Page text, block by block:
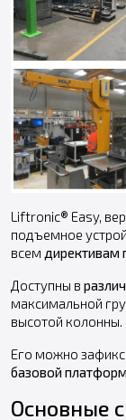
Liftronic® Easy,
подъемное
всем директивам
Доступны в
максимальной
высотой колонны.
Его можно
базовой
Основные